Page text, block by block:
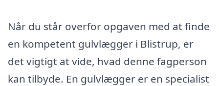
Når du står overfor opgaven med at finde
en kompetent gulvlægger i Blistrup, er
det vigtigt at vide, hvad denne fagperson
kan tilbyde. En gulvlægger er en specialist